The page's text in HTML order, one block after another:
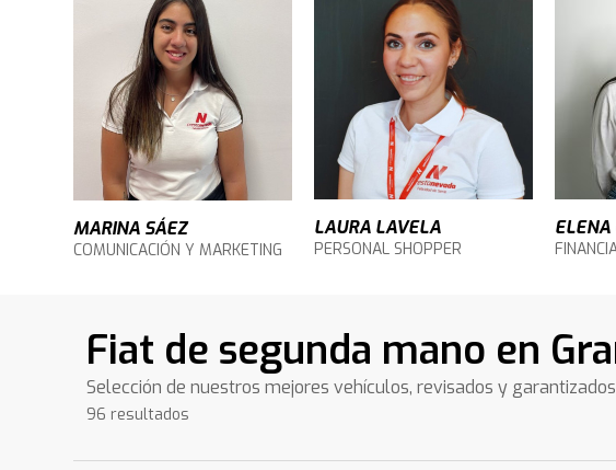
MARINA SÁEZ
COMUNICACIÓN Y MARKETING
LAURA LAVELA
PERSONAL SHOPPER
ELENA
Fiat de segunda mano en
Selección de nuestros mejores vehículos, revisados y
96 resultados